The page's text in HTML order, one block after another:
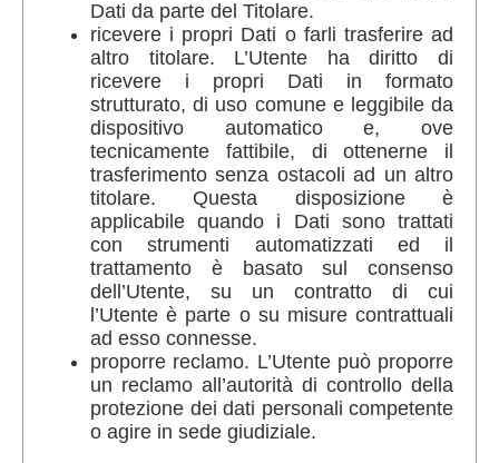
Dati da parte del Titolare.
ricevere i propri Dati o farli trasferire ad
altro titolare. L’Utente ha diritto di
ricevere i propri Dati in formato
strutturato, di uso comune e leggibile da
dispositivo automatico e, ove
tecnicamente fattibile, di ottenerne il
trasferimento senza ostacoli ad un altro
titolare. Questa disposizione è
applicabile quando i Dati sono trattati
con strumenti automatizzati ed il
trattamento è basato sul consenso
dell’Utente, su un contratto di cui
l’Utente è parte o su misure contrattuali
ad esso connesse.
proporre reclamo. L’Utente può proporre
un reclamo all’autorità di controllo della
protezione dei dati personali competente
o agire in sede giudiziale.